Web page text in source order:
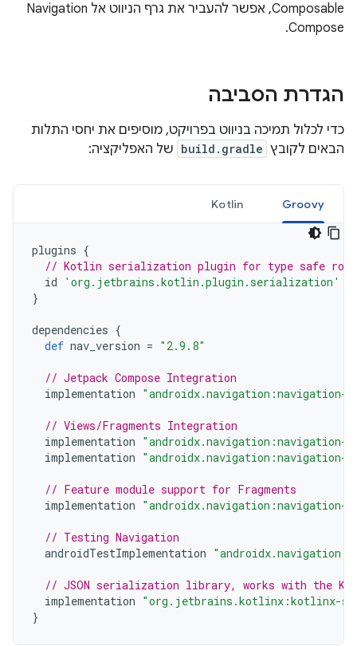
Composable, אפשר להעביר את גרף הניווט אל Navigation
Compose.
הגדרת הסביבה
כדי לכלול תמיכה בניווט בפרויקט, מוסיפים את יחסי התלות
הבאים לקובץ build.gradle של האפליקציה:
Groovy
Kotlin
plugins {
// Kotlin serialization plugin for type safe
id
'org.jetbrains.kotlin.plugin.serialization'
}
dependencies {
def nav_version = "2.9.8"
// Jetpack Compose Integration
implementation "androidx.navigation:navigation-
// Views/Fragments Integration
implementation "androidx.navigation:navigation-
implementation "androidx.navigation:navigation-
// Feature module support for Fragments
implementation "androidx.navigation:navigation-
// Testing Navigation
androidTestImplementation
// JSON serialization library, works with the
implementation "org.jetbrains.kotlinx:kotlinx-
}